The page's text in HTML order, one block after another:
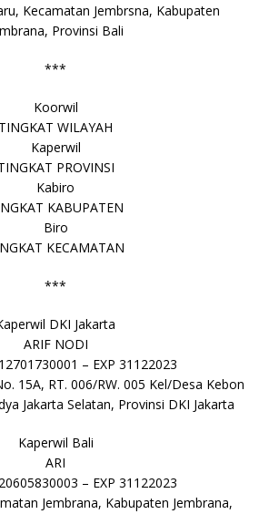
Kecamatan Jembrsna, Kabupaten
Provinsi Bali
***
Koorwil
TINGKAT WILAYAH
Kaperwil
PROVINSI
Kabiro
KABUPATEN
Biro
KECAMATAN
***
DKI Jakarta
ARIF NODI
– EXP 31122023
15A, RT. 006/RW. 005 Kel/Desa Kebon
Jakarta Selatan, Provinsi DKI Jakarta
Kaperwil Bali
ARI
– EXP 31122023
Jembrana, Kabupaten Jembrana,